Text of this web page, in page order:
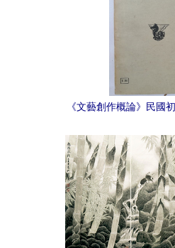
《文藝創作概論》民國